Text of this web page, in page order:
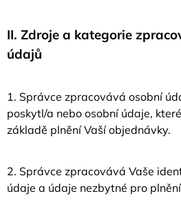
II. Zdroje a kategorie
údajů
1. Správce zpracovává osobní
poskytl/a nebo osobní údaje,
základě plnění Vaší objednávky.
2. Správce zpracovává Vaše
údaje a údaje nezbytné pro